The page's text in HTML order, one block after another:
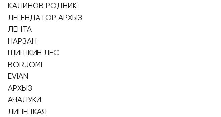
КАЛИНОВ РОДНИК
ЛЕГЕНДА ГОР АРХЫЗ
ЛЕНТА
НАРЗАН
ШИШКИН ЛЕС
BORJOMI
EVIAN
АРХЫЗ
АЧАЛУКИ
ЛИПЕЦКАЯ